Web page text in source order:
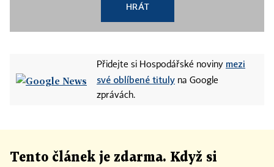
HRÁT
Přidejte si Hospodářské noviny mezi
své oblíbené tituly na Google
zprávách.
Tento článek je zdarma. Když si